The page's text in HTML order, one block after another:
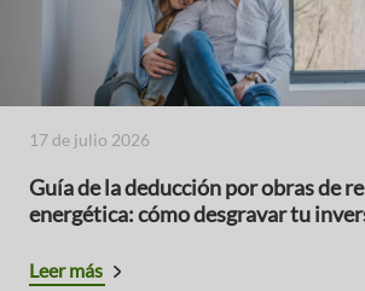
17 de julio 2026
Guía de la deducción por obras de
energética: cómo desgravar tu
Leer más